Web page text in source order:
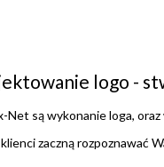
logo -
Net są wykonanie loga,
zaczną rozpoznawać